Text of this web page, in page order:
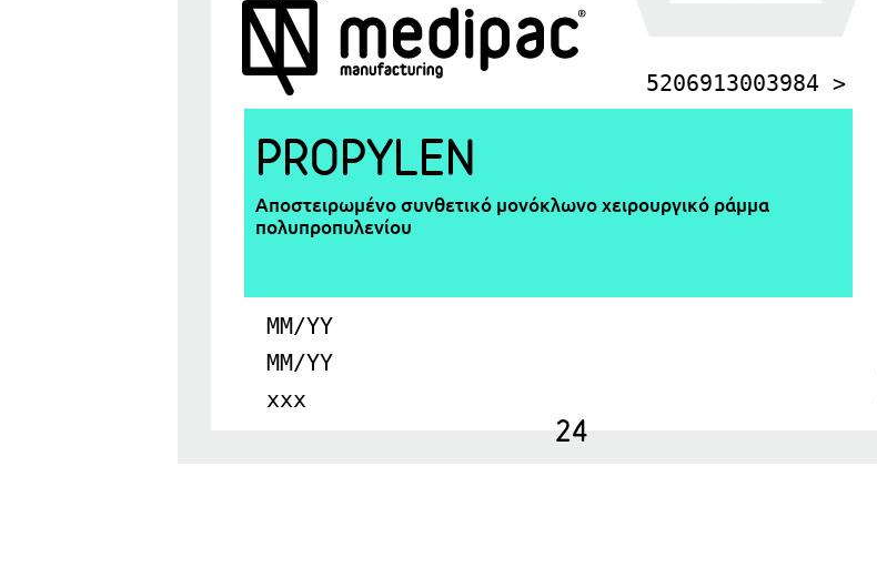
5206913003984 >
PROPYLEN
Αποστειρωμένο συνθετικό μονόκλωνο χειρουργικό ράμμα
πολυπροπυλενίου
MM/YY
MM/YY
xxx
24